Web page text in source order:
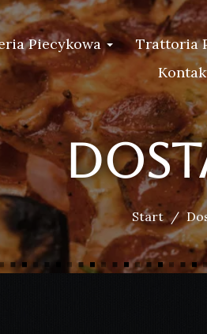
Piecykowa Trattoria
Start